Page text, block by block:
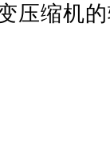
压缩机